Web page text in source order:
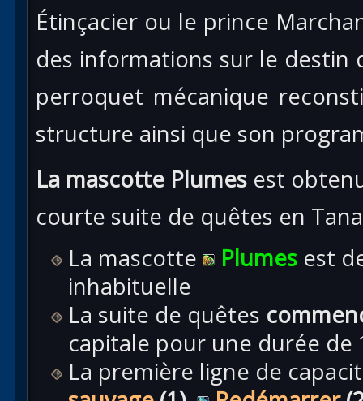
Étinçacier ou le prince
des informations sur le
perroquet mécanique
structure ainsi que son
La mascotte Plumes est
courte suite de quêtes en
La mascotte
Plumes est
inhabituelle
La suite de quêtes
capitale pour une durée
La première ligne de